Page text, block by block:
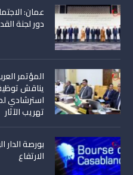
عمان:
دور لجنة
المؤتمر
يناقش
استرشادي
تهريب الآثار
بورصة
الارتفاع